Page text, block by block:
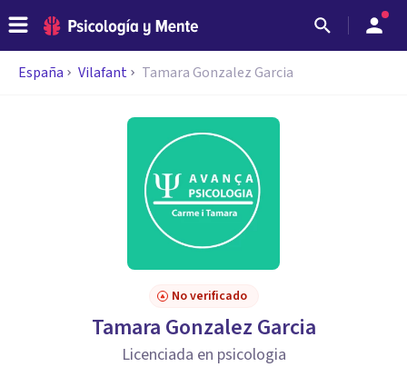
España Vilafant Tamara Gonzalez Garcia
No verificado
Tamara Gonzalez Garcia
Licenciada en psicologia